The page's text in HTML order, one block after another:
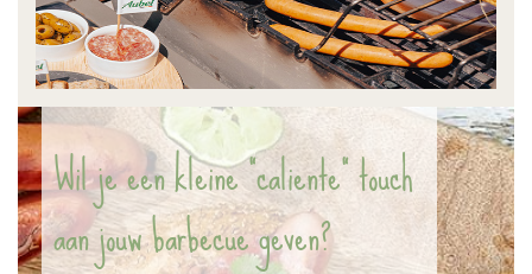
Wil je een kleine "caliente" touch
aan jouw barbecue geven?